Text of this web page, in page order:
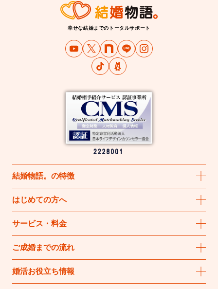
幸せな結婚までのトータルサポート
結婚物語。 の特徴
はじめての方へ
サービス・料金
ご成婚までの流れ
婚活お役立ち情報